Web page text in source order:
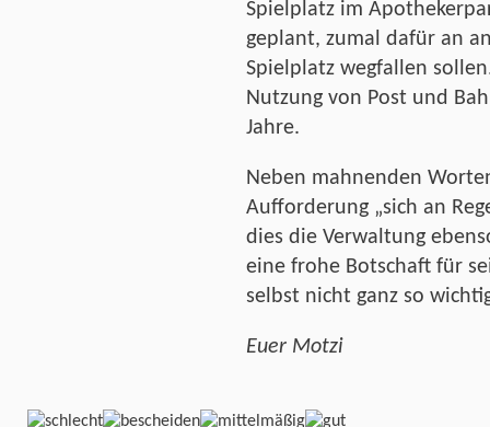
Spielplatz im
geplant, zumal dafür an
Spielplatz wegfallen
Nutzung von Post und
Jahre.
Neben mahnenden
Aufforderung „sich an
dies die Verwaltung
eine frohe Botschaft für
selbst nicht ganz so
Euer Motzi